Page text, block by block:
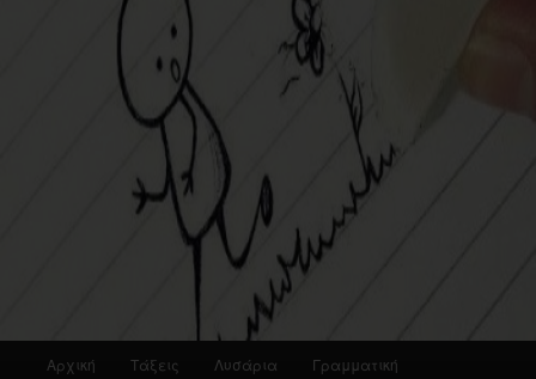
Αρχική Τάξεις Λυσάρια Γραμματική